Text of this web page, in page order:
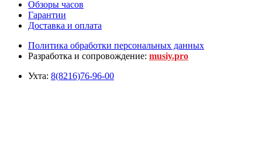
Обзоры часов
Гарантии
Доставка и оплата
Политика обработки персональных данных
Разработка и сопровождение: musiy.pro
Ухта: 8(8216)76-96-00